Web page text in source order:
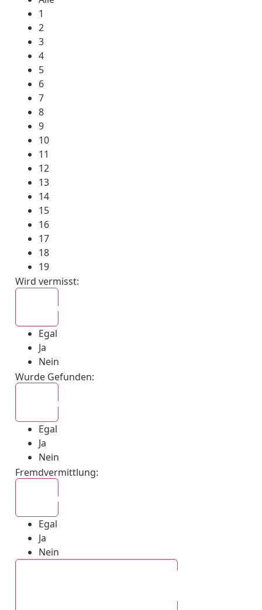
1
2
3
4
5
6
7
8
9
10
11
12
13
14
15
16
17
18
19
Wird vermisst:
Egal
Ja
Nein
Wurde Gefunden:
Egal
Ja
Nein
Fremdvermittlung:
Egal
Ja
Nein